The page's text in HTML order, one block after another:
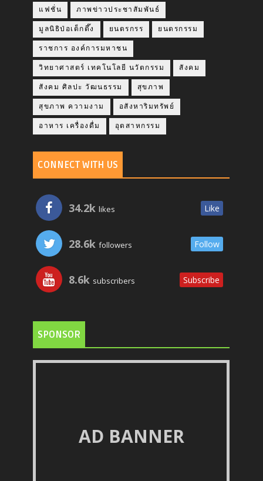
แฟชั่น ภาพข่าวประชาสัมพันธ์
มูลนิธิป่อเต็กตึ๊ง ยนตรกรร ยนตรกรรม
ราชการ องค์การมหาชน
วิทยาศาสตร์ เทคโนโลยี นวัตกรรม สังคม
สังคม ศิลปะ วัฒนธรรม สุขภาพ
สุขภาพ ความงาม อสังหาริมทรัพย์
อาหาร เครื่องดื่ม อุตสาหกรรม
CONNECT WITH US
34.2k likes Like
28.6k followers Follow
8.6k subscribers Subscribe
SPONSOR
AD BANNER